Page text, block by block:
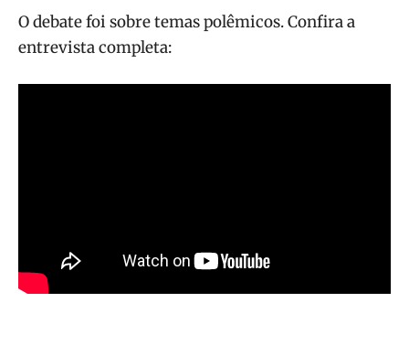
O debate foi sobre temas polêmicos. Confira a
entrevista completa: